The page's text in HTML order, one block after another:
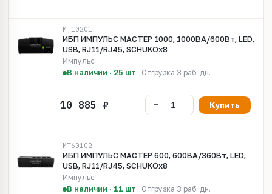
MT10201
ИБП ИМПУЛЬС МАСТЕР 1000, 1000ВА/600Вт, LED,
USB, RJ11/RJ45, SCHUKOx8
Импульс
В наличии · 25 шт
Отгрузка 3 раб. дн.
Купить
MT60102
ИБП ИМПУЛЬС МАСТЕР 600, 600ВА/360Вт, LED,
USB, RJ11/RJ45, SCHUKOx8
Импульс
В наличии · 11 шт
Отгрузка 3 раб. дн.